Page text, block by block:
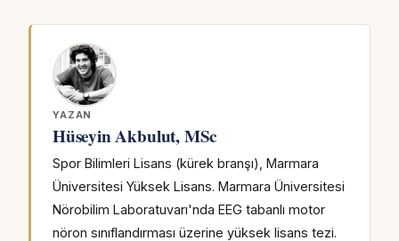
YAZAN
Hüseyin Akbulut, MSc
Spor Bilimleri Lisans (kürek branşı), Marmara
Üniversitesi Yüksek Lisans. Marmara Üniversitesi
Nörobilim Laboratuvarı'nda EEG tabanlı motor
nöron sınıflandırması üzerine yüksek lisans tezi.